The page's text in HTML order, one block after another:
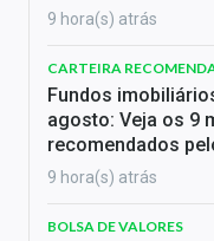
9 hora(s) atrás
CARTEIRA
Fundos
agosto: Veja os 9
recomendados
9 hora(s) atrás
BOLSA DE VALORES